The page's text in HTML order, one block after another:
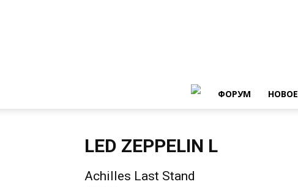
ФОРУМ НОВОE
LED ZEPPELIN L
Achilles Last Stand